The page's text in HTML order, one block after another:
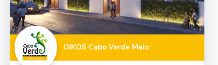
OIKOS Cabo Verde Maio